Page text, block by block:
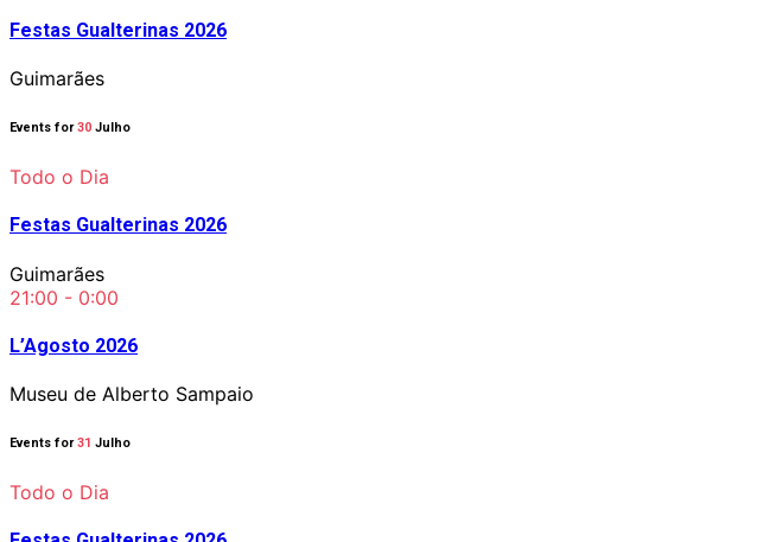
Festas Gualterinas 2026
Guimarães
Events for30 Julho
Todo o Dia
Festas Gualterinas 2026
Guimarães
21:00 - 0:00
L’Agosto 2026
Museu de Alberto Sampaio
Events for31 Julho
Todo o Dia